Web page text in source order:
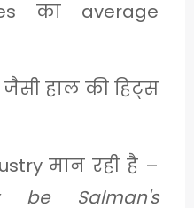
का average
जैसी हाल की हिट्स
मान रही है –
be Salman's